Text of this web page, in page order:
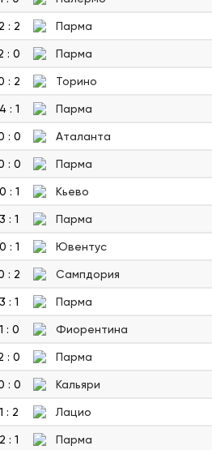
2 : 2 Парма
: 0 Парма
: 2 Торино
4 : 1 Парма
: 0 Аталанта
: 0 Парма
0 : 1 Кьево
3 : 1 Парма
0 : 1 Ювентус
: 2 Сампдория
3 : 1 Парма
1 : 0 Фиорентина
: 0 Парма
: 0 Кальяри
1 : 2 Лацио
2 : 1 Парма